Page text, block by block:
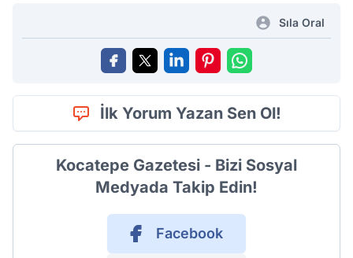
Sıla Oral
İlk Yorum Yazan Sen Ol!
Kocatepe Gazetesi - Bizi Sosyal
Medyada Takip Edin!
Facebook